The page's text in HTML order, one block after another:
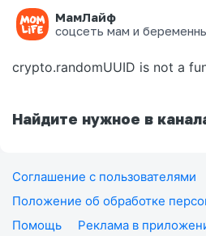
МамЛайф
соцсеть мам и
Ошибка на
crypto.randomUUID is not a
Найдите нужное в
Соглашение с пользователями
Положение об обработке
Помощь
Реклама в